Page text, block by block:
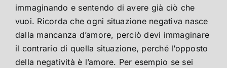
immaginando e sentendo di avere già ciò che
vuoi. Ricorda che ogni situazione negativa nasce
dalla mancanza d’amore, perciò devi immaginare
il contrario di quella situazione, perché l’opposto
della negatività è l’amore. Per esempio se sei